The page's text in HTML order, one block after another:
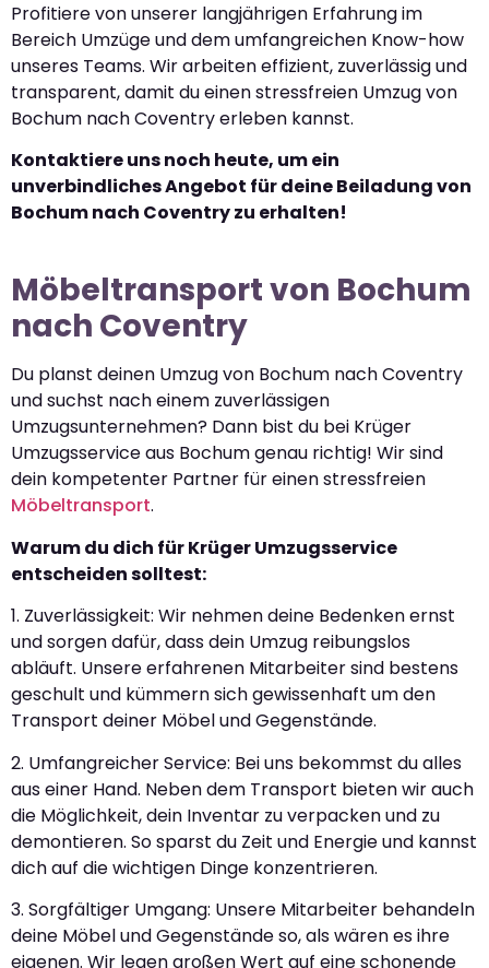
Profitiere von unserer langjährigen Erfahrung im
Bereich Umzüge und dem umfangreichen Know-how
unseres Teams. Wir arbeiten effizient, zuverlässig und
transparent, damit du einen stressfreien Umzug von
Bochum nach Coventry erleben kannst.
Kontaktiere uns noch heute, um ein
unverbindliches Angebot für deine Beiladung von
Bochum nach Coventry zu erhalten!
Möbeltransport von Bochum
nach Coventry
Du planst deinen Umzug von Bochum nach Coventry
und suchst nach einem zuverlässigen
Umzugsunternehmen? Dann bist du bei Krüger
Umzugsservice aus Bochum genau richtig! Wir sind
dein kompetenter Partner für einen stressfreien
Möbeltransport.
Warum du dich für Krüger Umzugsservice
entscheiden solltest:
1. Zuverlässigkeit: Wir nehmen deine Bedenken ernst
und sorgen dafür, dass dein Umzug reibungslos
abläuft. Unsere erfahrenen Mitarbeiter sind bestens
geschult und kümmern sich gewissenhaft um den
Transport deiner Möbel und Gegenstände.
2. Umfangreicher Service: Bei uns bekommst du alles
aus einer Hand. Neben dem Transport bieten wir auch
die Möglichkeit, dein Inventar zu verpacken und zu
demontieren. So sparst du Zeit und Energie und kannst
dich auf die wichtigen Dinge konzentrieren.
3. Sorgfältiger Umgang: Unsere Mitarbeiter behandeln
deine Möbel und Gegenstände so, als wären es ihre
eigenen. Wir legen großen Wert auf eine schonende